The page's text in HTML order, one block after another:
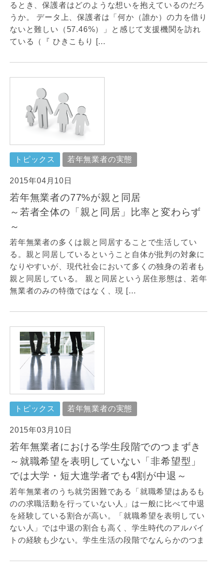
るとき、保護者はどのような想いを抱えているのだろ
うか。 データ上、保護者は「何か（誰か）の力を借り
ないと難しい（57.46%）」と感じて支援機関を訪れ
ている（『 ひきこもり […
トピックス 若年無業者の実態
2015年04月10日
若年無業者の77%が親と同居
～若者全体の「親と同居」比率と変わらず
～
若年無業者の多くは親と同居することで生活してい
る。親と同居しているということ自体が批判の対象に
なりやすいが、現代社会において多くの独身の若者も
親と同居している。 親と同居という居住形態は、若年
無業者のみの特徴ではなく、現 […
トピックス 若年無業者の実態
2015年03月10日
若年無業者における学生段階でのつまずき
～就職希望を表明していない「非希望型」
では大学・短大進学者でも4割が中退～
若年無業者のうち就労困難である「就職希望はあるも
のの求職活動を行っていない人」は一般に比べて中退
を経験している割合が高い。「就職希望を表明してい
ない人」では中退の割合も高く、学生時代のアルバイ
トの経験も少ない。学生生活の段階でなんらかのつま